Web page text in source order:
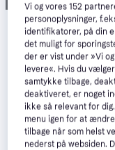
Annonce
Vi og vores152
personoplysninger,
identifikatorer, på din
det muligt for
der er vist under »Vi
levere«. Hvis du
samtykke tilbage,
deaktiveret, er noget
ikke så relevant for
menu igen for at
tilbage når som helst
nederst på websiden.